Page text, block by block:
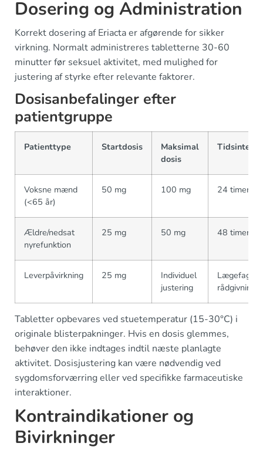
Dosering og Administration
Korrekt dosering af Eriacta er afgørende for sikker
virkning. Normalt administreres tabletterne 30-60
minutter før seksuel aktivitet, med mulighed for
justering af styrke efter relevante faktorer.
Dosisanbefalinger efter
patientgruppe
Patienttype Startdosis
Maksimal
dosis
Voksne mænd
(<65 år)
50 mg 100 mg 24 timer
Ældre/nedsat
nyrefunktion
25 mg 50 mg 48 timer
Leverpåvirkning 25 mg
Individuel
justering
Lægefaglig
rådgivning
Tabletter opbevares ved stuetemperatur (15-30°C) i
originale blisterpakninger. Hvis en dosis glemmes,
behøver den ikke indtages indtil næste planlagte
aktivitet. Dosisjustering kan være nødvendig ved
sygdomsforværring eller ved specifikke farmaceutiske
interaktioner.
Kontraindikationer og
Bivirkninger